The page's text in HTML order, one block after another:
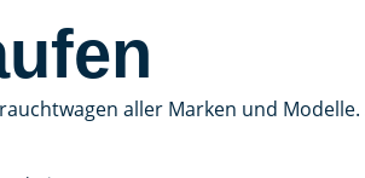
aller Marken und